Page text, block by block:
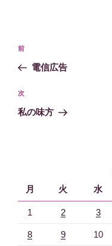
投
ナ
ビ
ゲ
過
去
投
稿
前
電信広告
次
の
次
私の味方
月
火 水
1 2 3
8 9 10